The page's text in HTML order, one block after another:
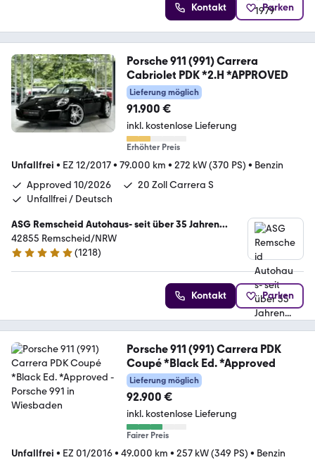
Kontakt Parken
Porsche 911 (991) Carrera
Cabriolet PDK *2.H *APPROVED
Lieferung möglich
91.900 €
inkl. kostenlose Lieferung
Erhöhter Preis
Unfallfrei • EZ 12/2017• 79.000 km • 272 kW (370 PS) • Benzin
Approved 10/2026
20 Zoll Carrera S
Unfallfrei / Deutsch
ASG Remscheid Autohaus- seit über 35 Jahren...
42855 Remscheid/NRW
4.8 Sterne
(1218)
Kontakt Parken
Porsche 911 (991) Carrera PDK
Coupé *Black Ed. *Approved
Lieferung möglich
92.900 €
inkl. kostenlose Lieferung
Fairer Preis
Unfallfrei • EZ 01/2016• 49.000 km • 257 kW (349 PS) • Benzin